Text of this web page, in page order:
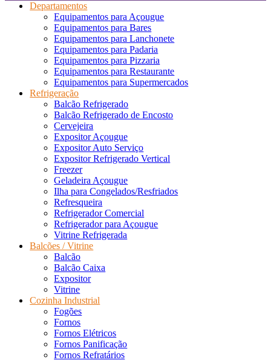
Departamentos
Equipamentos para Açougue
Equipamentos para Bares
Equipamentos para Lanchonete
Equipamentos para Padaria
Equipamentos para Pizzaria
Equipamentos para Restaurante
Equipamentos para Supermercados
Refrigeração
Balcão Refrigerado
Balcão Refrigerado de Encosto
Cervejeira
Expositor Açougue
Expositor Auto Serviço
Expositor Refrigerado Vertical
Freezer
Geladeira Açougue
Ilha para Congelados/Resfriados
Refresqueira
Refrigerador Comercial
Refrigerador para Açougue
Vitrine Refrigerada
Balcões / Vitrine
Balcão
Balcão Caixa
Expositor
Vitrine
Cozinha Industrial
Fogões
Fornos
Fornos Elétricos
Fornos Panificação
Fornos Refratários